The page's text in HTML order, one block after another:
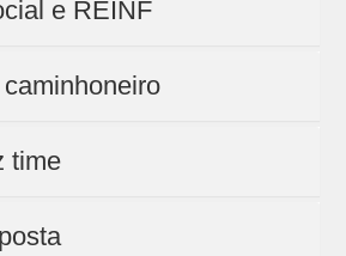
e REINF
time